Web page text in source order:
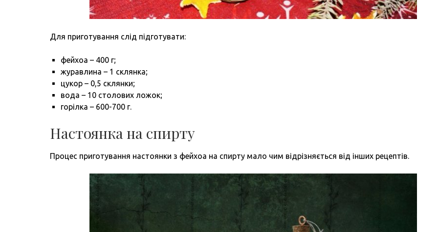
Для приготування слід підготувати:
фейхоа – 400 г;
журавлина – 1 склянка;
цукор – 0,5 склянки;
вода – 10 столових ложок;
горілка – 600-700 г.
Настоянка на спирту
Процес приготування настоянки з фейхоа на спирту мало чим відрізняється від інших рецептів.